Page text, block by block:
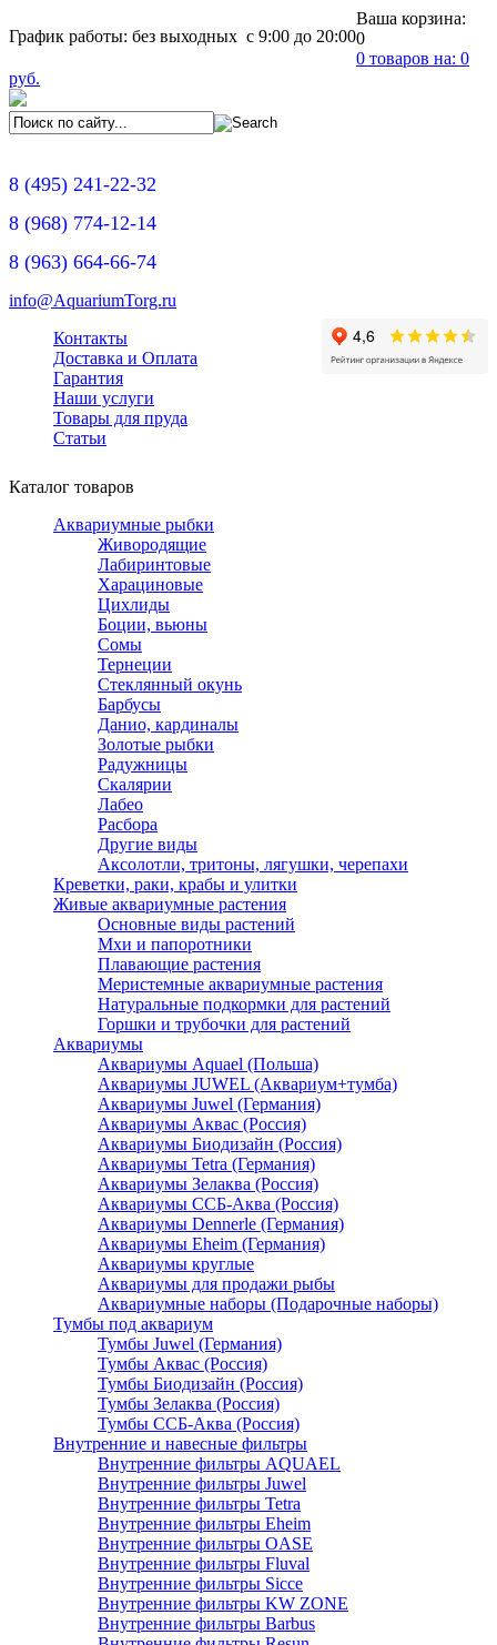
График работы: без выходных с 9:00 до 20:00
Ваша корзина:
0
0 товаров на: 0
руб.
8 (495) 241-22-32
8 (968) 774-12-14
8 (963) 664-66-74
info@AquariumTorg.ru
Контакты
Доставка и Оплата
Гарантия
Наши услуги
Товары для пруда
Статьи
Каталог товаров
Аквариумные рыбки
Живородящие
Лабиринтовые
Харациновые
Цихлиды
Боции, вьюны
Сомы
Тернеции
Стеклянный окунь
Барбусы
Данио, кардиналы
Золотые рыбки
Радужницы
Скалярии
Лабео
Расбора
Другие виды
Аксолотли, тритоны, лягушки, черепахи
Креветки, раки, крабы и улитки
Живые аквариумные растения
Основные виды растений
Мхи и папоротники
Плавающие растения
Меристемные аквариумные растения
Натуральные подкормки для растений
Горшки и трубочки для растений
Аквариумы
Аквариумы Aquael (Польша)
Аквариумы JUWEL (Аквариум+тумба)
Аквариумы Juwel (Германия)
Аквариумы Аквас (Россия)
Аквариумы Биодизайн (Россия)
Аквариумы Tetra (Германия)
Аквариумы Зелаква (Россия)
Аквариумы ССБ-Аква (Россия)
Аквариумы Dennerle (Германия)
Аквариумы Eheim (Германия)
Аквариумы круглые
Аквариумы для продажи рыбы
Аквариумные наборы (Подарочные наборы)
Тумбы под аквариум
Тумбы Juwel (Германия)
Тумбы Аквас (Россия)
Тумбы Биодизайн (Россия)
Тумбы Зелаква (Россия)
Тумбы ССБ-Аква (Россия)
Внутренние и навесные фильтры
Внутренние фильтры AQUAEL
Внутренние фильтры Juwel
Внутренние фильтры Tetra
Внутренние фильтры Eheim
Внутренние фильтры OASE
Внутренние фильтры Fluval
Внутренние фильтры Sicce
Внутренние фильтры KW ZONE
Внутренние фильтры Barbus